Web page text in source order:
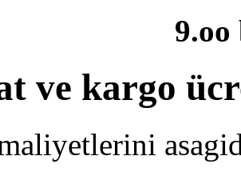
9.oo
ve kargo